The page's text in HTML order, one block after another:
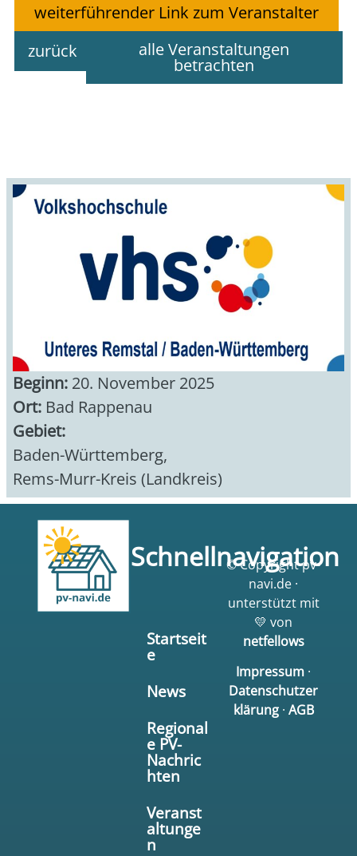
weiterführender Link zum Veranstalter
zurück
alle Veranstaltungen
betrachten
Beginn: 20. November 2025
Ort: Bad Rappenau
Gebiet:
Baden-Württemberg,
Rems-Murr-Kreis (Landkreis)
Schnellnavigation
Startseit
e
News
Regional
e PV-
Nachric
hten
Veranst
altunge
n
© Copyright pv-
navi.de ·
unterstützt mit
💛 von
netfellows
Impressum ·
Datenschutzer
klärung· AGB